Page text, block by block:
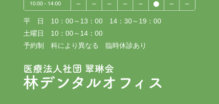
平 日 10：00～13：00 14：30～19：00
土曜日 10：00～14：00
予約制 科により異なる 臨時休診あり